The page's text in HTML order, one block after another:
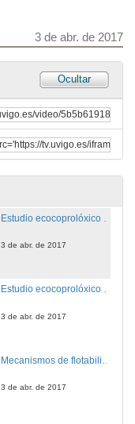
3 de abr. de 2017
Ocultar
3 de abr. de 2017
Biocombustibles
Un futuro renovable
Biocombustibles. Quenda de cuestións
Un futuro renovable
3 de abr. de 2017
3 de abr. de 2017
Estudio ecocoprolóxico comparativo entre parásitos intestinales de équidos. Quenda de cuestións
3 de abr. de 2017
3 de abr. de 2017